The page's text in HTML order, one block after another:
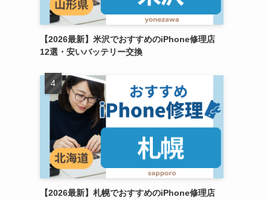
【2026最新】米沢でおすすめのiPhone修理店
12選・安いバッテリー交換
【2026最新】札幌でおすすめのiPhone修理店